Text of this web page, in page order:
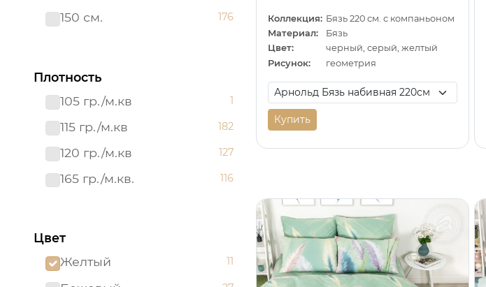
150 см. 176
Плотность
105 гр./м.кв
1
115 гр./м.кв 182
120 гр./м.кв 127
165 гр./м.кв. 116
Цвет
Желтый
11
Коллекция: Бязь 220 см. с компаньоном
Материал:
Бязь
Цвет:
черный, серый, желтый
Рисунок:
геометрия
Купить